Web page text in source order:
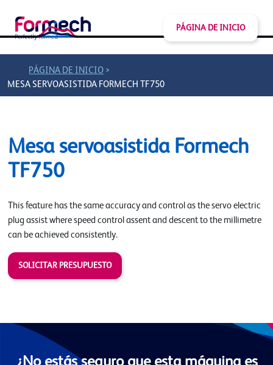
PÁGINA DE INICIO
PÁGINA DE INICIO >
MESA SERVOASISTIDA FORMECH TF750
Mesa servoasistida Formech
TF750
This feature has the same accuracy and control as the servo electric
plug assist where speed control assent and descent to the millimetre
can be achieved consistently.
SOLICITAR PRESUPUESTO
¿No estás seguro que esta máquina es